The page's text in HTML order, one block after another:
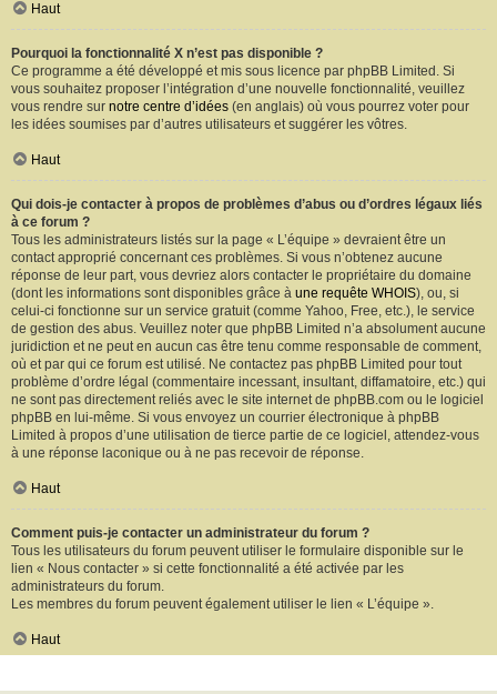
Haut
Pourquoi la fonctionnalité X n’est pas disponible ?
Ce programme a été développé et mis sous licence par phpBB Limited. Si
vous souhaitez proposer l’intégration d’une nouvelle fonctionnalité, veuillez
vous rendre sur notre centre d’idées (en anglais) où vous pourrez voter pour
les idées soumises par d’autres utilisateurs et suggérer les vôtres.
Haut
Qui dois-je contacter à propos de problèmes d’abus ou d’ordres légaux liés
à ce forum ?
Tous les administrateurs listés sur la page « L’équipe » devraient être un
contact approprié concernant ces problèmes. Si vous n’obtenez aucune
réponse de leur part, vous devriez alors contacter le propriétaire du domaine
(dont les informations sont disponibles grâce à une requête WHOIS), ou, si
celui-ci fonctionne sur un service gratuit (comme Yahoo, Free, etc.), le service
de gestion des abus. Veuillez noter que phpBB Limited n’a absolument aucune
juridiction et ne peut en aucun cas être tenu comme responsable de comment,
où et par qui ce forum est utilisé. Ne contactez pas phpBB Limited pour tout
problème d’ordre légal (commentaire incessant, insultant, diffamatoire, etc.) qui
ne sont pas directement reliés avec le site internet de phpBB.com ou le logiciel
phpBB en lui-même. Si vous envoyez un courrier électronique à phpBB
Limited à propos d’une utilisation de tierce partie de ce logiciel, attendez-vous
à une réponse laconique ou à ne pas recevoir de réponse.
Haut
Comment puis-je contacter un administrateur du forum ?
Tous les utilisateurs du forum peuvent utiliser le formulaire disponible sur le
lien « Nous contacter » si cette fonctionnalité a été activée par les
administrateurs du forum.
Les membres du forum peuvent également utiliser le lien « L’équipe ».
Haut